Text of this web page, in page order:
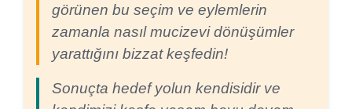
görünen bu seçim ve eylemlerin
zamanla nasıl mucizevi dönüşümler
yarattığını bizzat keşfedin!
Sonuçta hedef yolun kendisidir ve